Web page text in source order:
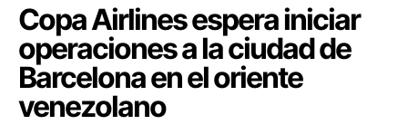
Copa Airlines espera iniciar
operaciones a la ciudad de
Barcelona en el oriente
venezolano